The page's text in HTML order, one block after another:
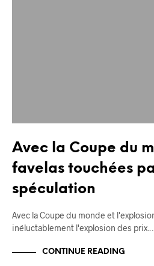
Avec la Coupe du
favelas touchées
spéculation
Avec la Coupe du monde et
inéluctablement l'explosion des prix.…
CONTINUE READING